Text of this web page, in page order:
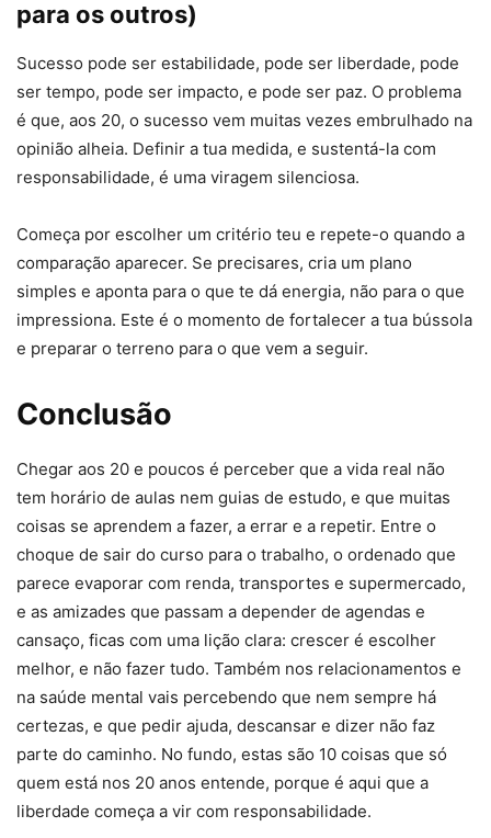
para os outros)
Sucesso pode ser estabilidade, pode ser liberdade, pode
ser tempo, pode ser impacto, e pode ser paz. O problema
é que, aos 20, o sucesso vem muitas vezes embrulhado na
opinião alheia. Definir a tua medida, e sustentá-la com
responsabilidade, é uma viragem silenciosa.
Começa por escolher um critério teu e repete-o quando a
comparação aparecer. Se precisares, cria um plano
simples e aponta para o que te dá energia, não para o que
impressiona. Este é o momento de fortalecer a tua bússola
e preparar o terreno para o que vem a seguir.
Conclusão
Chegar aos 20 e poucos é perceber que a vida real não
tem horário de aulas nem guias de estudo, e que muitas
coisas se aprendem a fazer, a errar e a repetir. Entre o
choque de sair do curso para o trabalho, o ordenado que
parece evaporar com renda, transportes e supermercado,
e as amizades que passam a depender de agendas e
cansaço, ficas com uma lição clara: crescer é escolher
melhor, e não fazer tudo. Também nos relacionamentos e
na saúde mental vais percebendo que nem sempre há
certezas, e que pedir ajuda, descansar e dizer não faz
parte do caminho. No fundo, estas são 10 coisas que só
quem está nos 20 anos entende, porque é aqui que a
liberdade começa a vir com responsabilidade.